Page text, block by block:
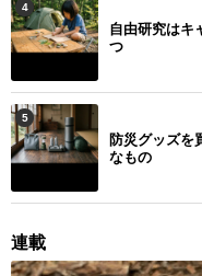
4
自由研究はキ
つ
5
防災グッズを
なもの
連載